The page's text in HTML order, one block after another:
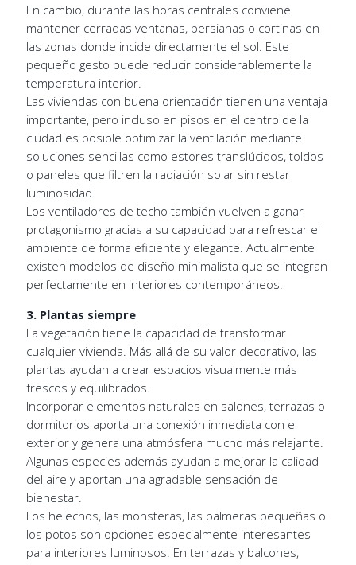
En cambio, durante las horas centrales conviene
mantener cerradas ventanas, persianas o cortinas en
las zonas donde incide directamente el sol. Este
pequeño gesto puede reducir considerablemente la
temperatura interior.
Las viviendas con buena orientación tienen una ventaja
importante, pero incluso en pisos en el centro de la
ciudad es posible optimizar la ventilación mediante
soluciones sencillas como estores translúcidos, toldos
o paneles que filtren la radiación solar sin restar
luminosidad.
Los ventiladores de techo también vuelven a ganar
protagonismo gracias a su capacidad para refrescar el
ambiente de forma eficiente y elegante. Actualmente
existen modelos de diseño minimalista que se integran
perfectamente en interiores contemporáneos.
3. Plantas siempre
La vegetación tiene la capacidad de transformar
cualquier vivienda. Más allá de su valor decorativo, las
plantas ayudan a crear espacios visualmente más
frescos y equilibrados.
Incorporar elementos naturales en salones, terrazas o
dormitorios aporta una conexión inmediata con el
exterior y genera una atmósfera mucho más relajante.
Algunas especies además ayudan a mejorar la calidad
del aire y aportan una agradable sensación de
bienestar.
Los helechos, las monsteras, las palmeras pequeñas o
los potos son opciones especialmente interesantes
para interiores luminosos. En terrazas y balcones,